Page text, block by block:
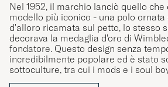
Nel 1952, il marchio lanciò quello che
modello più iconico - una polo ornata
d'alloro ricamata sul petto, lo stesso
decorava la medaglia d'oro di
fondatore. Questo design senza
incredibilmente popolare ed è stato
sottoculture, tra cui i mods e i soul